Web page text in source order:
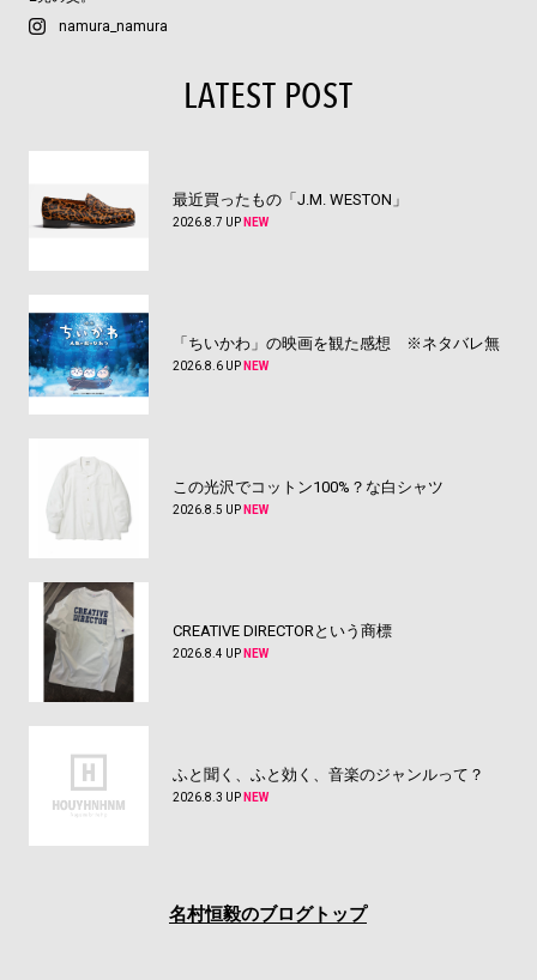
namura_namura
LATEST POST
最近買ったもの「J.M. WESTON」
2026.8.7 UP NEW
「ちいかわ」の映画を観た感想 ※ネタバレ無
2026.8.6 UP NEW
この光沢でコットン100%？な白シャツ
2026.8.5 UP NEW
CREATIVE DIRECTORという商標
2026.8.4 UP NEW
ふと聞く、ふと効く、音楽のジャンルって？
2026.8.3 UP NEW
名村恒毅のブログトップ